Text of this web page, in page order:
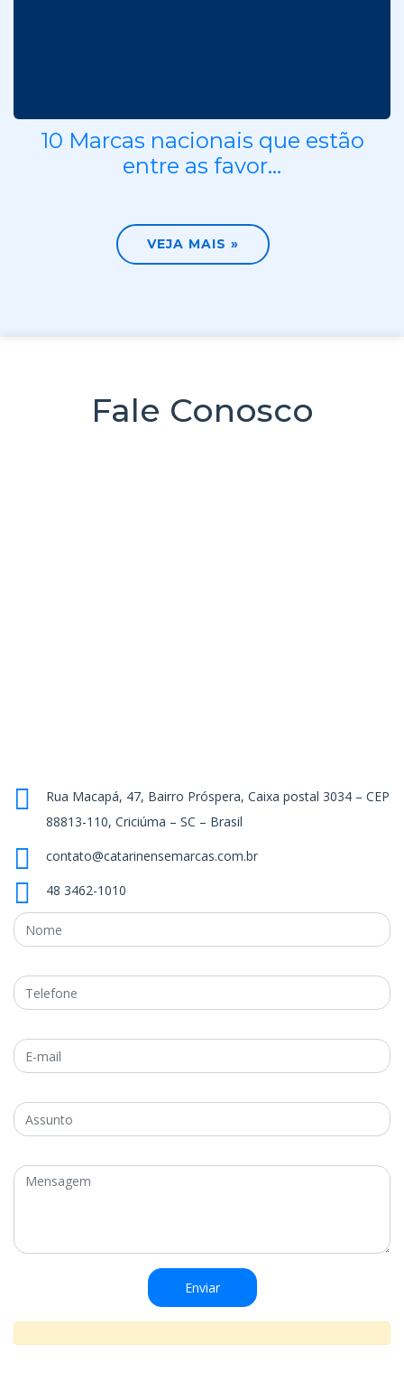
10 Marcas nacionais que estão
entre as favor...
VEJA MAIS »
Fale Conosco
Rua Macapá, 47, Bairro Próspera, Caixa postal 3034 – CEP
88813-110, Criciúma – SC – Brasil
contato@catarinensemarcas.com.br
48 3462-1010